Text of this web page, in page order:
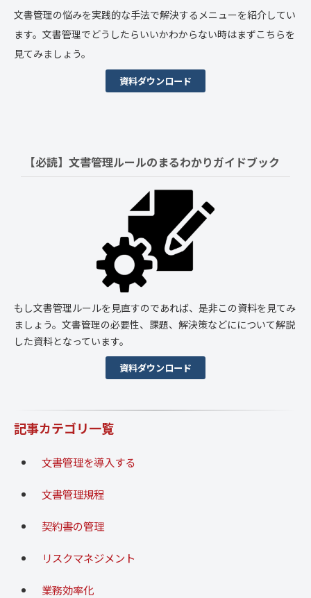
文書管理の悩みを実践的な手法で解決するメニューを紹介してい
ます。文書管理でどうしたらいいかわからない時はまずこちらを
見てみましょう。
資料ダウンロード
【必読】文書管理ルールのまるわかりガイドブック
もし文書管理ルールを見直すのであれば、是非この資料を見てみ
ましょう。文書管理の必要性、課題、解決策などにについて解説
した資料となっています。
資料ダウンロード
記事カテゴリ一覧
文書管理を導入する
文書管理規程
契約書の管理
リスクマネジメント
業務効率化